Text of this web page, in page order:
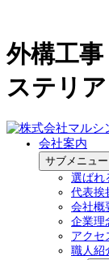
外構工
ステリア
会社案内
サブメニュ
選ばれ
代表挨
会社概
企業理
アクセ
職人紹